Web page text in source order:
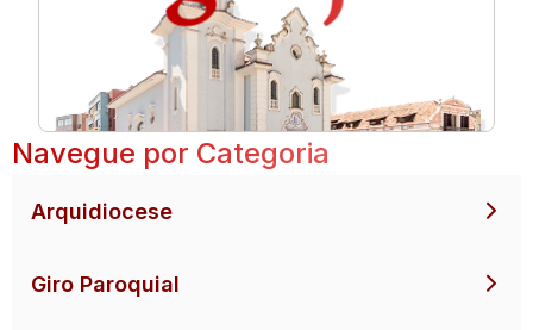
Navegue por Categoria
Arquidiocese
Giro Paroquial